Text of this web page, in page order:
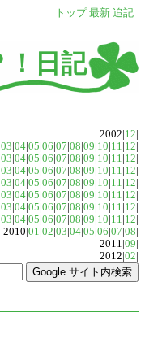
トップ 最新 追記
！日記
2002|12|
03|04|05|06|07|08|09|10|11|12|
03|04|05|06|07|08|09|10|11|12|
03|04|05|06|07|08|09|10|11|12|
03|04|05|06|07|08|09|10|11|12|
03|04|05|06|07|08|09|10|11|12|
03|04|05|06|07|08|09|10|11|12|
03|04|05|06|07|08|09|10|11|12|
2010|01|02|03|04|05|06|07|08|
2011|09|
2012|02|